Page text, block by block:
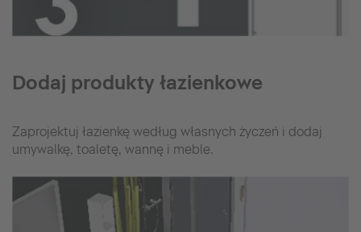
Dodaj produkty łazienkowe
Zaprojektuj łazienkę według własnych życzeń i dodaj
umywalkę, toaletę, wannę i meble.